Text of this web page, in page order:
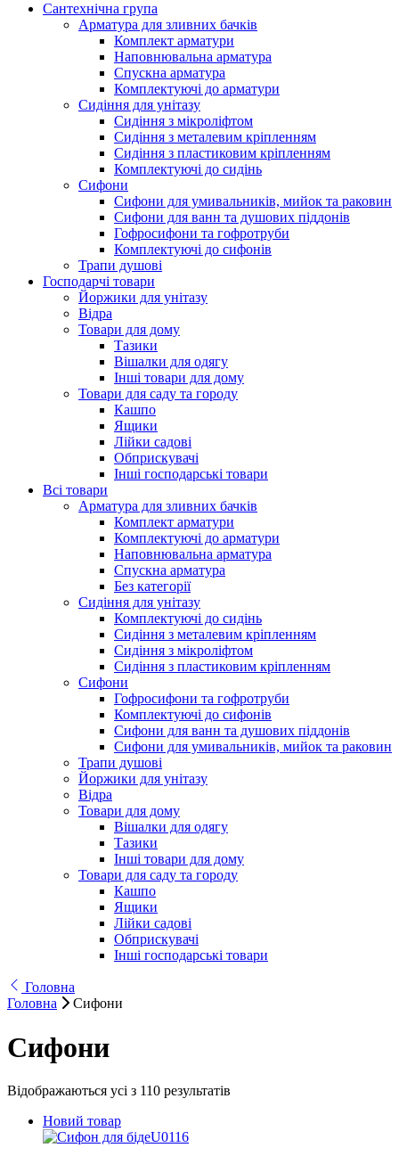
Сантехнічна група
Арматура для зливних бачків
Комплект арматури
Наповнювальна арматура
Спускна арматура
Комплектуючі до арматури
Сидіння для унітазу
Сидіння з мікроліфтом
Сидіння з металевим кріпленням
Сидіння з пластиковим кріпленням
Комплектуючі до сидінь
Сифони
Сифони для умивальників, мийок та раковин
Сифони для ванн та душових піддонів
Гофросифони та гофротруби
Комплектуючі до сифонів
Трапи душові
Господарчі товари
Йоржики для унітазу
Відра
Товари для дому
Тазики
Вішалки для одягу
Інші товари для дому
Товари для саду та городу
Кашпо
Ящики
Лійки садові
Обприскувачі
Інші господарські товари
Всі товари
Арматура для зливних бачків
Комплект арматури
Комплектуючі до арматури
Наповнювальна арматура
Спускна арматура
Без категорії
Сидіння для унітазу
Комплектуючі до сидінь
Сидіння з металевим кріпленням
Сидіння з мікроліфтом
Сидіння з пластиковим кріпленням
Сифони
Гофросифони та гофротруби
Комплектуючі до сифонів
Сифони для ванн та душових піддонів
Сифони для умивальників, мийок та раковин
Трапи душові
Йоржики для унітазу
Відра
Товари для дому
Вішалки для одягу
Тазики
Інші товари для дому
Товари для саду та городу
Кашпо
Ящики
Лійки садові
Обприскувачі
Інші господарські товари
Головна
Головна
Сифони
Сифони
Відображаються усі з 110 результатів
Новий товар
U0116